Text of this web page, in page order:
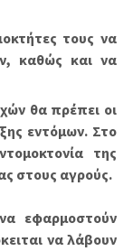
τους να
καθώς και να
θα πρέπει οι
εντόμων. Στο
της
στους αγρούς.
εφαρμοστούν
να λάβουν